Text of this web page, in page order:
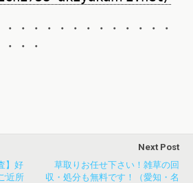
・・・・・・・・・・・・・
・・
】好
近所
Next Post
草取りお任せ下さい！雑草の回
収・処分も無料です！（愛知・名